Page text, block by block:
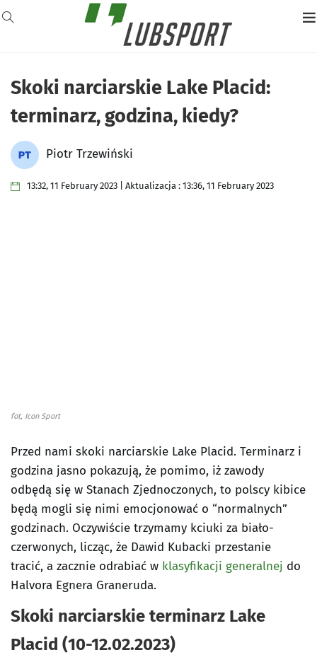
Skoki narciarskie Lake Placid:
terminarz, godzina, kiedy?
Piotr Trzewiński
13:32, 11 February 2023 | Aktualizacja : 13:36, 11 February 2023
fot, Icon Sport
Przed nami skoki narciarskie Lake Placid. Terminarz i
godzina jasno pokazują, że pomimo, iż zawody
odbędą się w Stanach Zjednoczonych, to polscy kibice
będą mogli się nimi emocjonować o “normalnych”
godzinach. Oczywiście trzymamy kciuki za biało-
czerwonych, licząc, że Dawid Kubacki przestanie
tracić, a zacznie odrabiać w klasyfikacji generalnej do
Halvora Egnera Graneruda.
Skoki narciarskie terminarz Lake
Placid (10-12.02.2023)